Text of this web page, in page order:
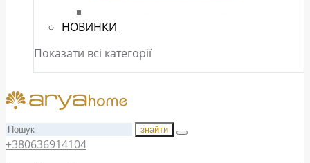
НОВИНКИ
Показати всі категорії
знайти
+380636914104